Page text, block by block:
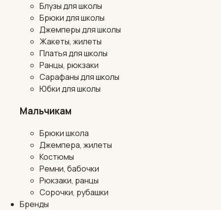
Блузы для школы
Брюки для школы
Джемперы для школы
Жакеты, жилеты
Платья для школы
Ранцы, рюкзаки
Сарафаны для школы
Юбки для школы
Мальчикам
Брюки школа
Джемпера, жилеты
Костюмы
Ремни, бабочки
Рюкзаки, ранцы
Сорочки, рубашки
Бренды